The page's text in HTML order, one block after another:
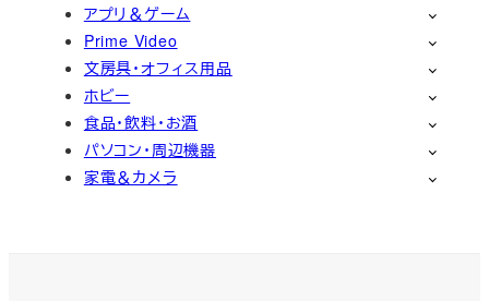
アプリ＆ゲーム
Prime Video
文房具・オフィス用品
ホビー
食品・飲料・お酒
パソコン・周辺機器
家電＆カメラ